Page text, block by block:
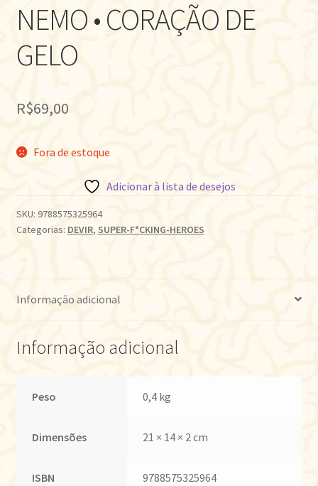
NEMO • CORAÇÃO DE
GELO
R$69,00
Fora de estoque
Adicionar à lista de desejos
SKU: 9788575325964
Categorias: DEVIR, SUPER-F*CKING-HEROES
Informação adicional
Informação adicional
Peso 0,4 kg
Dimensões 21 × 14 × 2 cm
ISBN 9788575325964